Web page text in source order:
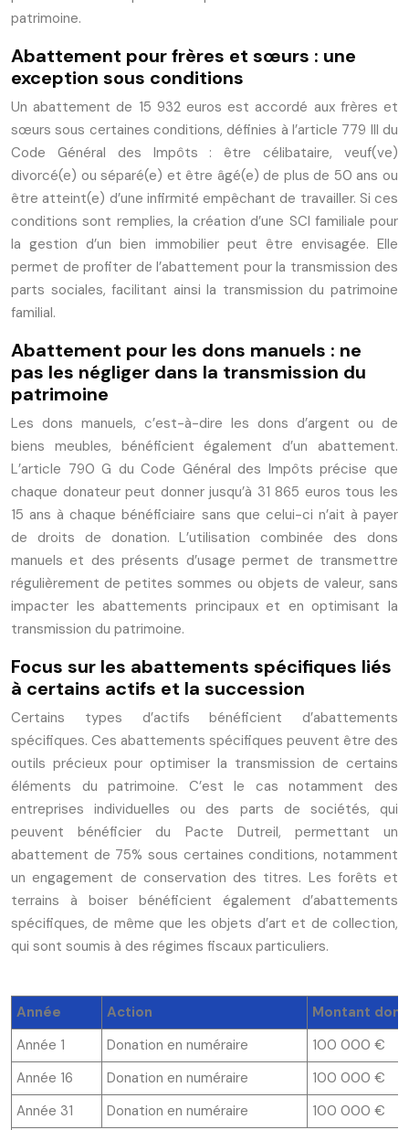
patrimoine.
Abattement pour frères et sœurs : une
exception sous conditions
Un abattement de 15 932 euros est accordé aux frères et
sœurs sous certaines conditions, définies à l’article 779 III du
Code Général des Impôts : être célibataire, veuf(ve)
divorcé(e) ou séparé(e) et être âgé(e) de plus de 50 ans ou
être atteint(e) d’une infirmité empêchant de travailler. Si ces
conditions sont remplies, la création d’une SCI familiale pour
la gestion d’un bien immobilier peut être envisagée. Elle
permet de profiter de l’abattement pour la transmission des
parts sociales, facilitant ainsi la transmission du patrimoine
familial.
Abattement pour les dons manuels : ne
pas les négliger dans la transmission du
patrimoine
Les dons manuels, c’est-à-dire les dons d’argent ou de
biens meubles, bénéficient également d’un abattement.
L’article 790 G du Code Général des Impôts précise que
chaque donateur peut donner jusqu’à 31 865 euros tous les
15 ans à chaque bénéficiaire sans que celui-ci n’ait à payer
de droits de donation. L’utilisation combinée des dons
manuels et des présents d’usage permet de transmettre
régulièrement de petites sommes ou objets de valeur, sans
impacter les abattements principaux et en optimisant la
transmission du patrimoine.
Focus sur les abattements spécifiques liés
à certains actifs et la succession
Certains types d’actifs bénéficient d’abattements
spécifiques. Ces abattements spécifiques peuvent être des
outils précieux pour optimiser la transmission de certains
éléments du patrimoine. C’est le cas notamment des
entreprises individuelles ou des parts de sociétés, qui
peuvent bénéficier du Pacte Dutreil, permettant un
abattement de 75% sous certaines conditions, notamment
un engagement de conservation des titres. Les forêts et
terrains à boiser bénéficient également d’abattements
spécifiques, de même que les objets d’art et de collection,
qui sont soumis à des régimes fiscaux particuliers.
Année Action
Montant
Année 1
Donation en numéraire
100 000 €
Année 16
Donation en numéraire
100 000 €
Année 31
Donation en numéraire
100 000 €